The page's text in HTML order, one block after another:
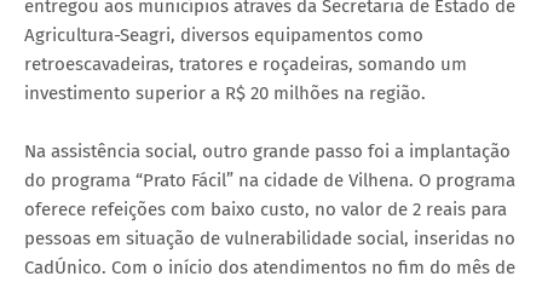
entregou aos municípios através da Secretaria de Estado de
Agricultura-Seagri, diversos equipamentos como
retroescavadeiras, tratores e roçadeiras, somando um
investimento superior a R$ 20 milhões na região.
Na assistência social, outro grande passo foi a implantação
do programa “Prato Fácil” na cidade de Vilhena. O programa
oferece refeições com baixo custo, no valor de 2 reais para
pessoas em situação de vulnerabilidade social, inseridas no
CadÚnico. Com o início dos atendimentos no fim do mês de